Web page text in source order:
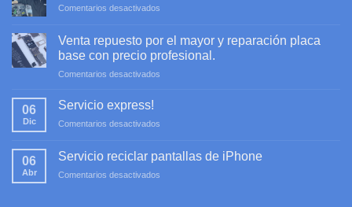
Comentarios desactivados
profesional
Venta repuesto por el mayor y reparación placa
base con precio profesional.
Comentarios desactivados
y
06
Dic
Servicio express!
Comentarios desactivados
express!
06
Abr
Servicio reciclar pantallas de iPhone
Comentarios desactivados